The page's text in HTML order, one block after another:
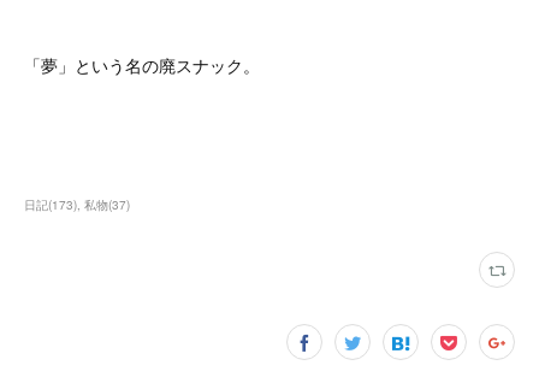
「夢」という名の廃スナック。
日記(173) 私物(37)